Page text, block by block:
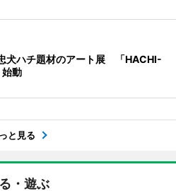
犬ハチ題材のアート展 「HACHI-
動
と見る
・遊ぶ